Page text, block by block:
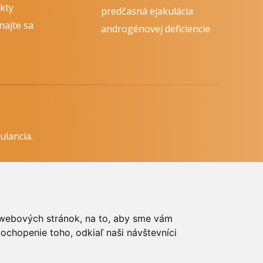
stránok, na to, aby sme vám
toho, odkiaľ naši návštevníci
sa
predčasná ejakulácia
androgénovej deficiencie
MUDr. Romana Sokola, PhD., MPH, ako aj